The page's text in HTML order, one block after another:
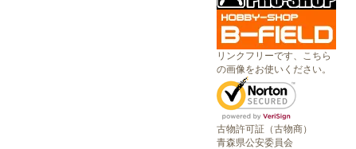
リンクフリーです、こちら
の画像をお使いください。
古物許可証（古物商）
青森県公安委員会